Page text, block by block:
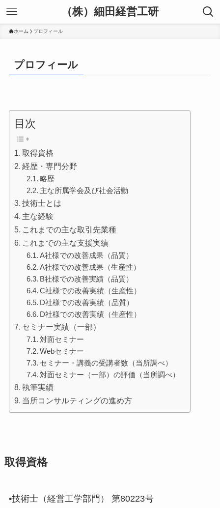
（株）細田経営工研
ホーム プロフィール
プロフィール
目次
取得資格
経歴・専門分野
略歴
主な所属学会及び社会活動
技術士とは
主な経験
これまでの主な取引先業種
これまでの主な支援実績
A社様での改善成果（品質）
A社様での改善成果（生産性）
B社様での改善実績（品質）
C社様での改善実績（生産性）
D社様での改善実績（品質）
D社様での改善実績（生産性）
セミナー実績（一部）
対面セミナー
Webセミナー
セミナー・講義の受講者数（当所調べ）
対面セミナー（一部）の評価（当所調べ）
執筆実績
当所コンサルティングの進め方
取得資格
•技術士（経営工学部門） 第80223号